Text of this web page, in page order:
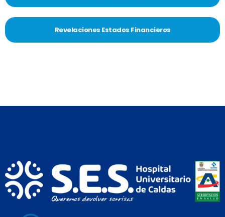
Revelaciones Estados Financieros